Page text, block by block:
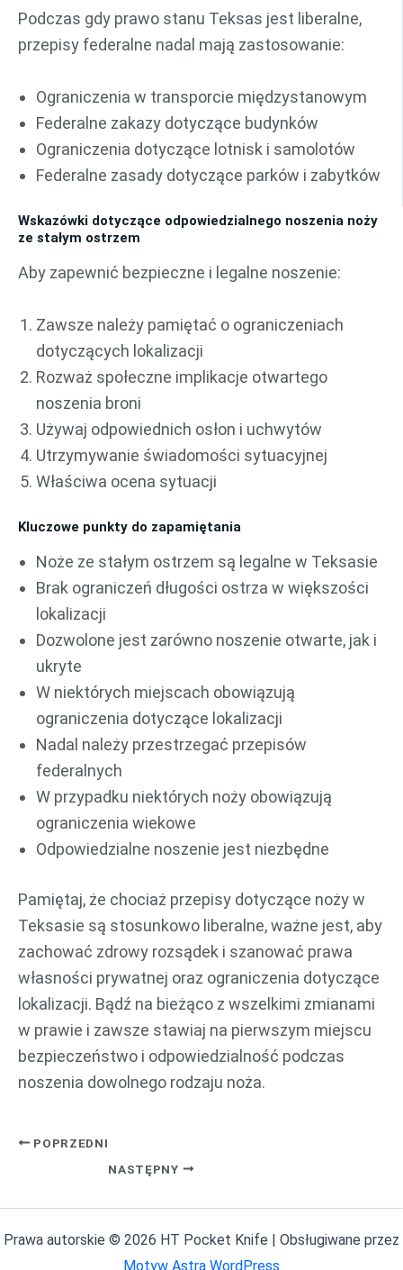
Podczas gdy prawo stanu Teksas jest liberalne,
przepisy federalne nadal mają zastosowanie:
Ograniczenia w transporcie międzystanowym
Federalne zakazy dotyczące budynków
Ograniczenia dotyczące lotnisk i samolotów
Federalne zasady dotyczące parków i zabytków
Wskazówki dotyczące odpowiedzialnego noszenia noży
ze stałym ostrzem
Aby zapewnić bezpieczne i legalne noszenie:
Zawsze należy pamiętać o ograniczeniach
dotyczących lokalizacji
Rozważ społeczne implikacje otwartego
noszenia broni
Używaj odpowiednich osłon i uchwytów
Utrzymywanie świadomości sytuacyjnej
Właściwa ocena sytuacji
Kluczowe punkty do zapamiętania
Noże ze stałym ostrzem są legalne w Teksasie
Brak ograniczeń długości ostrza w większości
lokalizacji
Dozwolone jest zarówno noszenie otwarte, jak i
ukryte
W niektórych miejscach obowiązują
ograniczenia dotyczące lokalizacji
Nadal należy przestrzegać przepisów
federalnych
W przypadku niektórych noży obowiązują
ograniczenia wiekowe
Odpowiedzialne noszenie jest niezbędne
Pamiętaj, że chociaż przepisy dotyczące noży w
Teksasie są stosunkowo liberalne, ważne jest, aby
zachować zdrowy rozsądek i szanować prawa
własności prywatnej oraz ograniczenia dotyczące
lokalizacji. Bądź na bieżąco z wszelkimi zmianami
w prawie i zawsze stawiaj na pierwszym miejscu
bezpieczeństwo i odpowiedzialność podczas
noszenia dowolnego rodzaju noża.
POPRZEDNI
NASTĘPNY
Prawa autorskie © 2026 HT Pocket Knife | Obsługiwane przez
Motyw Astra WordPress